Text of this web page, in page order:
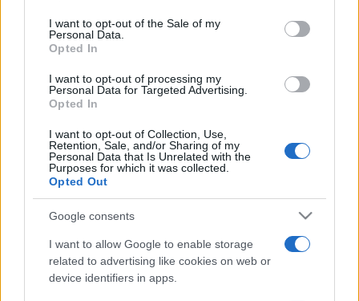
I want to opt-out of the Sale of my
Personal Data.
Opted In
I want to opt-out of processing my
Personal Data for Targeted Advertising.
Opted In
I want to opt-out of Collection, Use,
Retention, Sale, and/or Sharing of my
Personal Data that Is Unrelated with the
Purposes for which it was collected.
Opted Out
Google consents
I want to allow Google to enable storage
related to advertising like cookies on web or
device identifiers in apps.
Intenzitet zemljotresa odgovara petom i šestom
stepenu Merkalijeve skale. Većina građana ga je
nepostojeća ili minimalna.
#zemljotres #Richter
#Geofizički odsjek